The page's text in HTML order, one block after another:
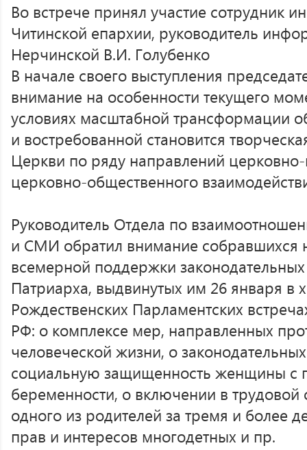
Во встрече принял участие сотрудник
Читинской епархии, руководитель
Нерчинской В.И. Голубенко
В начале своего выступления
внимание на особенности текущего
условиях масштабной трансформации
и востребованной становится
Церкви по ряду направлений церковно-
церковно-общественного
Руководитель Отдела по
и СМИ обратил внимание собравшихся
всемерной поддержки
Патриарха, выдвинутых им 26 января в
Рождественских Парламентских
РФ: о комплексе мер, направленных
человеческой жизни, о
социальную защищенность женщины с
беременности, о включении в трудовой
одного из родителей за тремя и более
прав и интересов многодетных и пр.